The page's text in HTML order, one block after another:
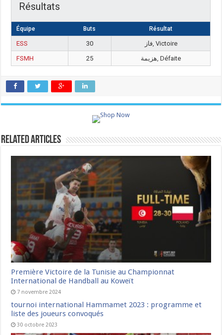
Résultats
Équipe Buts Résultat
ESS 30
فاز, Victoire
FSMH
25 هزيمة, Défaite
Related Articles
Première Victoire de la Tunisie au Championnat
International de Handball au Koweït
7 novembre 2024
tournoi international Hammamet 2023 : programme et
liste des joueurs convoqués
30 octobre 2023